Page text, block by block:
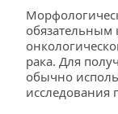
обязательным
рака. Для
обычно
исследования